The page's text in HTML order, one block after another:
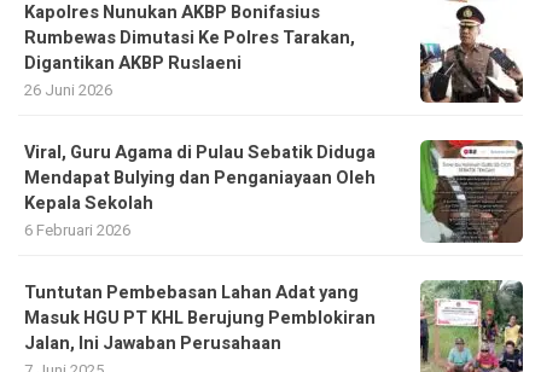
Kapolres Nunukan AKBP Bonifasius
Rumbewas Dimutasi Ke Polres Tarakan,
Digantikan AKBP Ruslaeni
26 Juni 2026
Viral, Guru Agama di Pulau Sebatik Diduga
Mendapat Bulying dan Penganiayaan Oleh
Kepala Sekolah
6 Februari 2026
Tuntutan Pembebasan Lahan Adat yang
Masuk HGU PT KHL Berujung Pemblokiran
Jalan, Ini Jawaban Perusahaan